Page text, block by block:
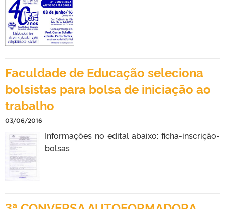
Faculdade de Educação seleciona
bolsistas para bolsa de iniciação ao
trabalho
03/06/2016
Informações no edital abaixo: ficha-inscrição-
bolsas